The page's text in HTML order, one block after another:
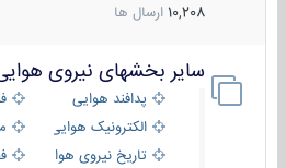
10,208 ارسال ها
سایر بخشهای نیروی هوایی
پدافند هوایی
الکترونیک هوایی
تاریخ نیروی هوایی